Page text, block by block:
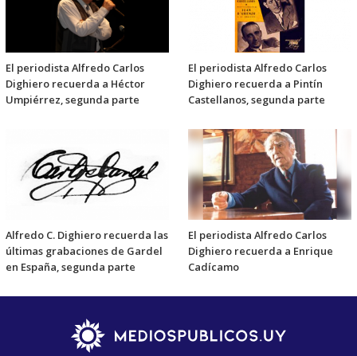
El periodista Alfredo Carlos
Dighiero recuerda a Héctor
Umpiérrez, segunda parte
El periodista Alfredo Carlos
Dighiero recuerda a Pintín
Castellanos, segunda parte
Alfredo C. Dighiero recuerda las
últimas grabaciones de Gardel
en España, segunda parte
El periodista Alfredo Carlos
Dighiero recuerda a Enrique
Cadícamo